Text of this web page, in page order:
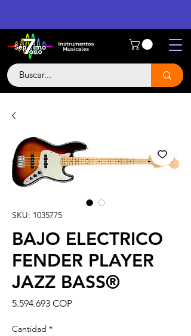
SKU: 1035775
BAJO ELECTRICO
FENDER PLAYER
JAZZ BASS®
5.594.693 COPPrecio
Cantidad *